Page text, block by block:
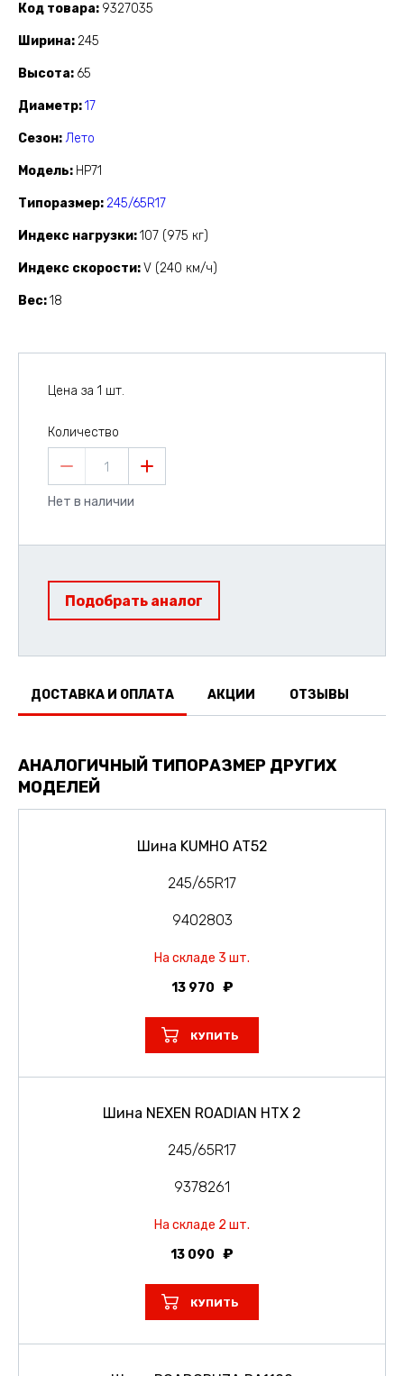
Код товара 9327035
Ширина 245
Высота 65
Диаметр 17
Сезон Лето
Модель HP71
Типоразмер 245/65R17
Индекс нагрузки 107 (975 кг)
Индекс скорости V (240 км/ч)
Вес 18
Цена за 1 шт.
Количество
1
Нет в наличии
Подобрать аналог
ДОСТАВКА И ОПЛАТА АКЦИИ ОТЗЫВЫ
АНАЛОГИЧНЫЙ ТИПОРАЗМЕР ДРУГИХ
МОДЕЛЕЙ
Шина KUMHO AT52
245/65R17
9402803
На складе 3 шт.
13 970
КУПИТЬ
Шина NEXEN ROADIAN HTX 2
245/65R17
9378261
На складе 2 шт.
13 090
КУПИТЬ